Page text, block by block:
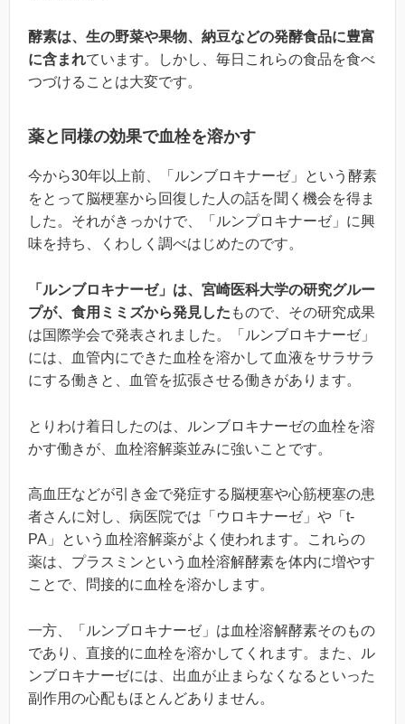
酵素は、生の野菜や果物、納豆などの発酵食品に豊富
に含まれています。しかし、毎日これらの食品を食べ
つづけることは大変です。
薬と同様の効果で血栓を溶かす
今から30年以上前、「ルンブロキナーゼ」という酵素
をとって脳梗塞から回復した人の話を聞く機会を得ま
した。それがきっかけで、「ルンプロキナーゼ」に興
味を持ち、くわしく調べはじめたのです。
「ルンブロキナーゼ」は、宮崎医科大学の研究グルー
プが、食用ミミズから発見した もので、その研究成果
は国際学会で発表されました。「ルンブロキナーゼ」
には、血管内にできた血栓を溶かして血液をサラサラ
にする働きと、血管を拡張させる働きがあります。
とりわけ着日したのは、ルンブロキナーゼの血栓を溶
かす働きが、血栓溶解薬並みに強いことです。
高血圧などが引き金で発症する脳梗塞や心筋梗塞の患
者さんに対し、病医院では「ウロキナーゼ」や「t-
PA」という血栓溶解薬がよく使われます。これらの
薬は、プラスミンという血栓溶解酵素を体内に増やす
ことで、問接的に血栓を溶かします。
一方、「ルンブロキナーゼ」は血栓溶解酵素そのもの
であり、直接的に血栓を溶かしてくれます。また、ル
ンブロキナーゼには、出血が止まらなくなるといった
副作用の心配もほとんどありません。